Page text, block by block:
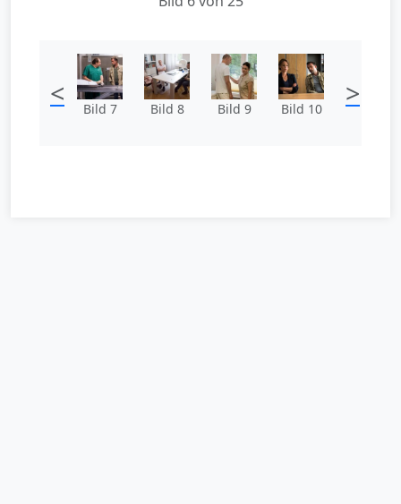
< Bild 7 Bild 8 Bild 9 Bild 10 >